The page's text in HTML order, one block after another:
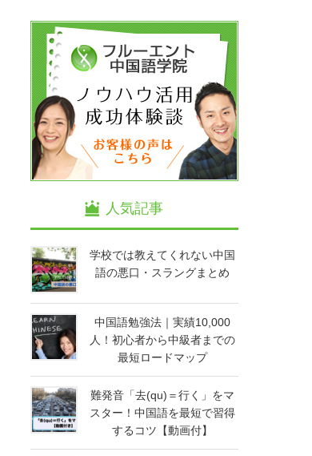
人気記事
学校では教えてくれない中国
語の悪口・スラングまとめ
中国語勉強法｜実績10,000
人！初心者から中級者までの
最短ロードマップ
難発音「去(qu)＝行く」をマ
スター！中国語を最短で習得
するコツ【動画付】